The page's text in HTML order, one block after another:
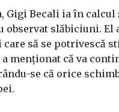
Gigi Becali ia în
observat slăbiciuni.
care să se potrivescă
a menționat că va
se că orice